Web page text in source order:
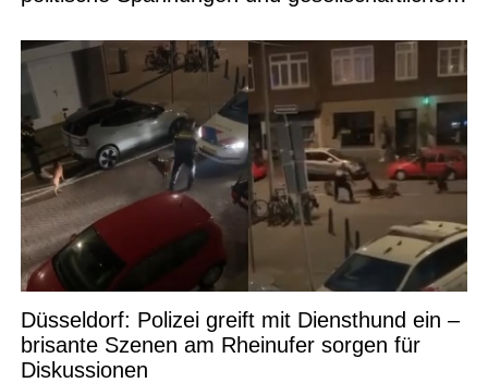
Düsseldorf: Polizei greift mit Diensthund ein –
brisante Szenen am Rheinufer sorgen für
Diskussionen